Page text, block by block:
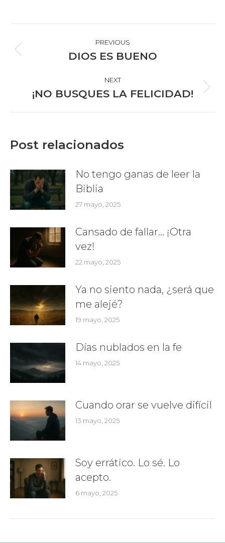
NAVIGATIONPREVIOUS
Previous
DIOS ES BUENO
NEXT
Next
¡NO BUSQUES LA FELICIDAD!
Post relacionados
No tengo ganas de leer la
Biblia
27 mayo, 2025
Cansado de fallar… ¡Otra
vez!
22 mayo, 2025
Ya no siento nada, ¿será que
me alejé?
19 mayo, 2025
Días nublados en la fe
14 mayo, 2025
Cuando orar se vuelve difícil
13 mayo, 2025
Soy errático. Lo sé. Lo
acepto.
6 mayo, 2025